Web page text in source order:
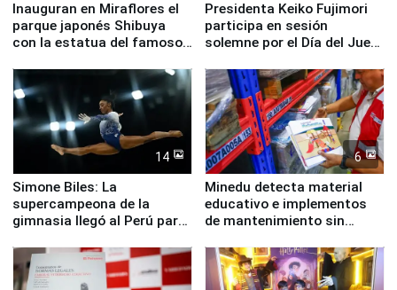
Inauguran en Miraflores el
parque japonés Shibuya
con la estatua del famoso
Presidenta Keiko Fujimori
participa en sesión
solemne por el Día del Juez
14
Simone Biles: La
supercampeona de la
gimnasia llegó al Perú para
Panamericanos Lima 2027
6
Minedu detecta material
educativo e implementos
de mantenimiento sin
la UGEL 2